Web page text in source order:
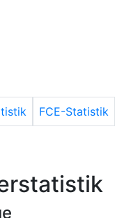
FCE-Statistik